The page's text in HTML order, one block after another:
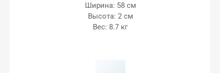
Ширина: 58 см
Высота: 2 см
Вес: 8.7 кг